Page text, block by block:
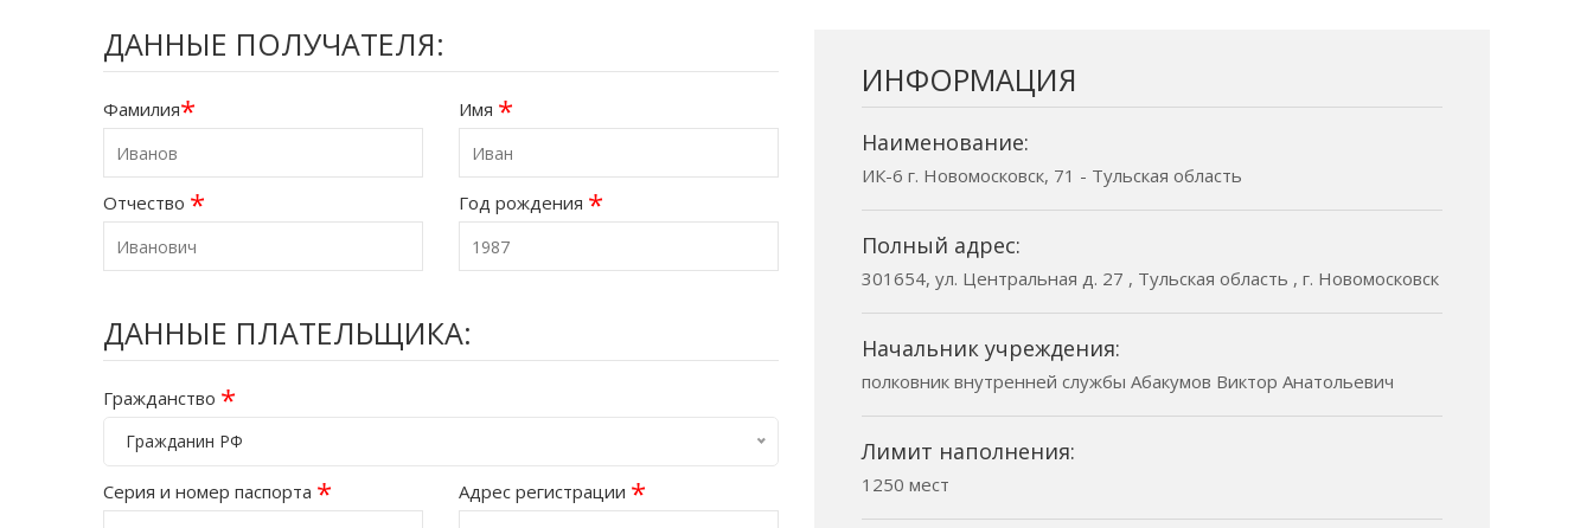
ДАННЫЕ ПОЛУЧАТЕЛЯ:
Фамилия* Имя *
Отчество * Год рождения *
ДАННЫЕ ПЛАТЕЛЬЩИКА:
Гражданство *
Гражданин РФ
Серия и номер паспорта * Адрес регистрации *
ИНФОРМАЦИЯ
Наименование:
ИК-6 г. Новомосковск, 71 - Тульская область
Полный адрес:
301654, ул. Центральная д. 27 , Тульская область , г. Новомосковск
Начальник учреждения:
полковник внутренней службы Абакумов Виктор Анатольевич
Лимит наполнения:
1250 мест